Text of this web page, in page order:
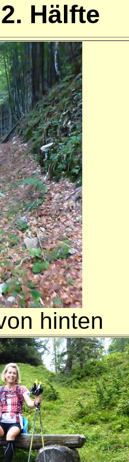
Hälfte
hinten